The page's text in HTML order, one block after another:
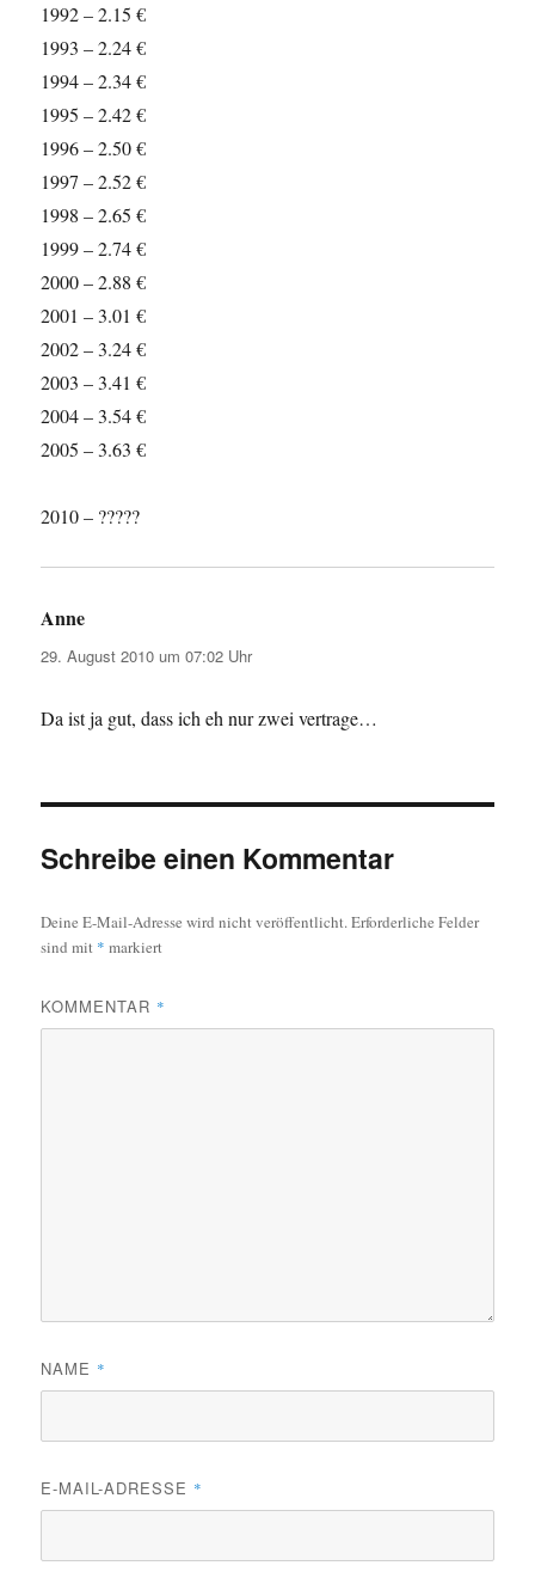
1992 – 2.15 €
1993 – 2.24 €
1994 – 2.34 €
1995 – 2.42 €
1996 – 2.50 €
1997 – 2.52 €
1998 – 2.65 €
1999 – 2.74 €
2000 – 2.88 €
2001 – 3.01 €
2002 – 3.24 €
2003 – 3.41 €
2004 – 3.54 €
2005 – 3.63 €
2010 – ?????
Anne
29. August 2010 um 07:02 Uhr
Da ist ja gut, dass ich eh nur zwei vertrage…
Schreibe einen Kommentar
Deine E-Mail-Adresse wird nicht veröffentlicht.Erforderliche Felder
sind mit * markiert
KOMMENTAR *
NAME *
E-MAIL-ADRESSE *